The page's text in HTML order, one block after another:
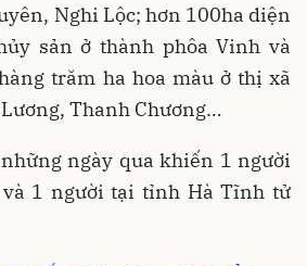
Nghi Lộc; hơn 100ha diện
sản ở thành phôa Vinh và
trăm ha hoa màu ở thị xã
Thanh Chương…
ngày qua khiến 1 người
1 người tại tỉnh Hà Tĩnh tử